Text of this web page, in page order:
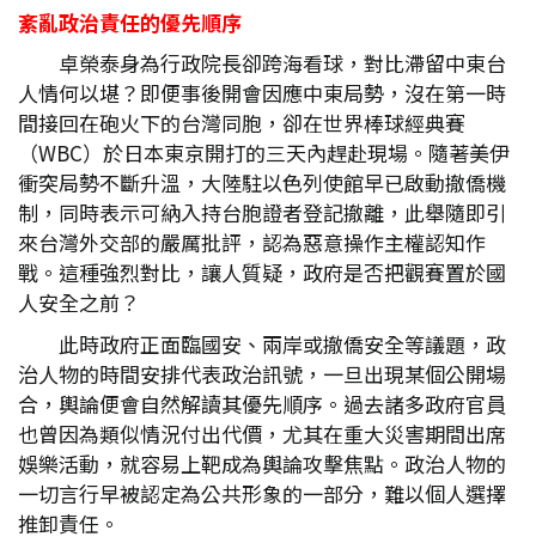
紊亂政治責任的優先順序
卓榮泰身為行政院長卻跨海看球，對比滯留中東台
人情何以堪？即便事後開會因應中東局勢，沒在第一時
間接回在砲火下的台灣同胞，卻在世界棒球經典賽
（WBC）於日本東京開打的三天內趕赴現場。隨著美伊
衝突局勢不斷升溫，大陸駐以色列使館早已啟動撤僑機
制，同時表示可納入持台胞證者登記撤離，此舉隨即引
來台灣外交部的嚴厲批評，認為惡意操作主權認知作
戰。這種強烈對比，讓人質疑，政府是否把觀賽置於國
人安全之前？
此時政府正面臨國安、兩岸或撤僑安全等議題，政
治人物的時間安排代表政治訊號，一旦出現某個公開場
合，輿論便會自然解讀其優先順序。過去諸多政府官員
也曾因為類似情況付出代價，尤其在重大災害期間出席
娛樂活動，就容易上靶成為輿論攻擊焦點。政治人物的
一切言行早被認定為公共形象的一部分，難以個人選擇
推卸責任。